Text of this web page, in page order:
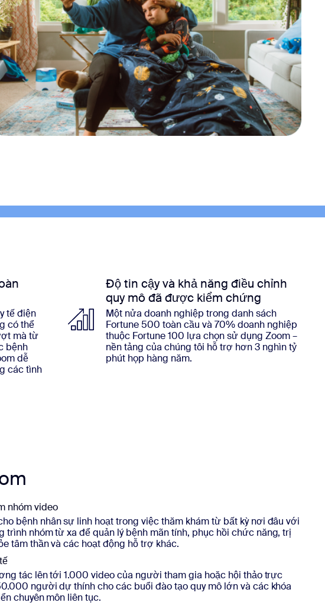
tế điện
có thể
mà từ
bệnh
dễ
các tình
Độ tin cậy và khả năng điều chỉnh
quy mô đã được kiểm chứng
Một nửa doanh nghiệp trong danh sách
Fortune 500 toàn cầu và 70% doanh nghiệp
thuộc Fortune 100 lựa chọn sử dụng Zoom –
nền tảng của chúng tôi hỗ trợ hơn 3 nghìn tỷ
phút họp hàng năm.
nhóm video
bệnh nhân sự linh hoạt trong việc thăm khám từ bất kỳ nơi đâu với
trình nhóm từ xa để quản lý bệnh mãn tính, phục hồi chức năng, trị
tâm thần và các hoạt động hỗ trợ khác.
tác lên tới 1.000 video của người tham gia hoặc hội thảo trực
người dự thính cho các buổi đào tạo quy mô lớn và các khóa
chuyên môn liên tục.